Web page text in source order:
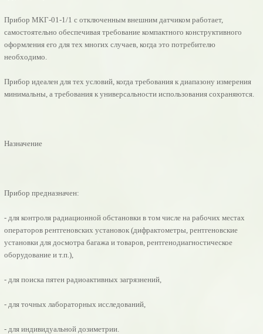
Прибор МКГ-01-1/1 с отключенным внешним датчиком работает,
самостоятельно обеспечивая требование компактного конструктивного
оформления его для тех многих случаев, когда это потребителю
необходимо.
Прибор идеален для тех условий, когда требования к диапазону измерения
минимальны, а требования к универсальности использования сохраняются.
Назначение
Прибор предназначен:
- для контроля радиационной обстановки в том числе на рабочих местах
операторов рентгеновских установок (дифрактометры, рентгеновские
установки для досмотра багажа и товаров, рентгенодиагностическое
оборудование и т.п.),
- для поиска пятен радиоактивных загрязнений,
- для точных лабораторных исследований,
- для индивидуальной дозиметрии.